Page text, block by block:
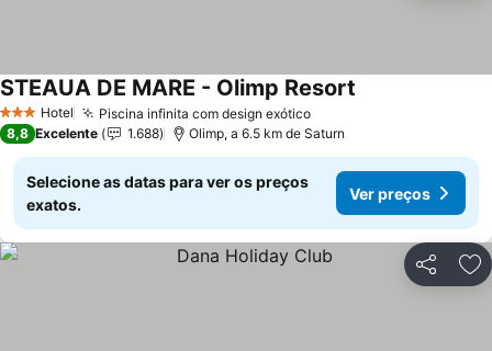
3 EstrelasHotel Piscina infinita com design exóticoVer preços
STEAUA DE MARE - Olimp Resort
8,8 Excelente 1.688 Olimp, a 6.5 km de Saturn
Selecione as datas para ver os preços
exatos.
Ver preços
Partilhar